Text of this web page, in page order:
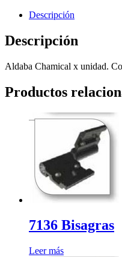
Descripción
Descripción
Aldaba Chamical x unidad.
Productos
7136 Bisagras
Leer más